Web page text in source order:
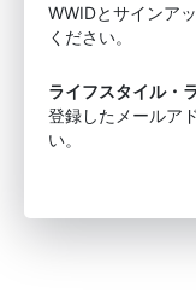
WWIDとサインア
ください。
ライフスタイル・
登録したメールア
い。